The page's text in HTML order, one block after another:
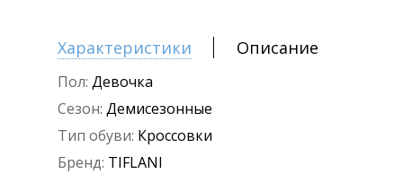
Характеристики Описание
Пол: Девочка
Сезон: Демисезонные
Тип обуви: Кроссовки
Бренд: TIFLANI